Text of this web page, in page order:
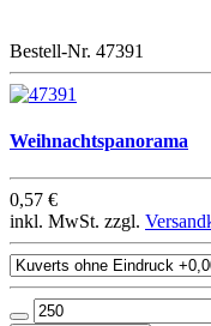
Bestell-Nr. 47391
Weihnachtspanorama
0,57 €
inkl. MwSt. zzgl.